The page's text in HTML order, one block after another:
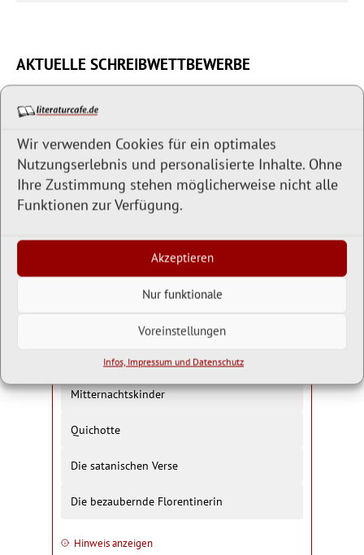
Wir verwenden Cookies für ein optimales
Nutzungserlebnis und personalisierte Inhalte. Ohne
Ihre Zustimmung stehen möglicherweise nicht alle
Funktionen zur Verfügung.
Akzeptieren
Nur funktionale
Voreinstellungen
Infos, Impressum und Datenschutz
AKTUELLE SCHREIBWETTBEWERBE
Liste aktueller Schreibwettbewerbe:
Liste der Schreibwettbewerbe »
Punkte 0Tage
Die Veröffentlichung welches Romans von
Ajatollah Chomeini eine Todes-Fatwa gegen
den Autor verhängte und Rushdie jahrelang
untertauchen musste?
Mitternachtskinder
Quichotte
Die satanischen Verse
Die bezaubernde Florentinerin
Hinweis anzeigen